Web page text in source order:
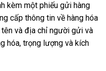
kèm một phiếu gửi hàng
cấp thông tin về hàng hóa
tên và địa chỉ người gửi và
hóa, trọng lượng và kích